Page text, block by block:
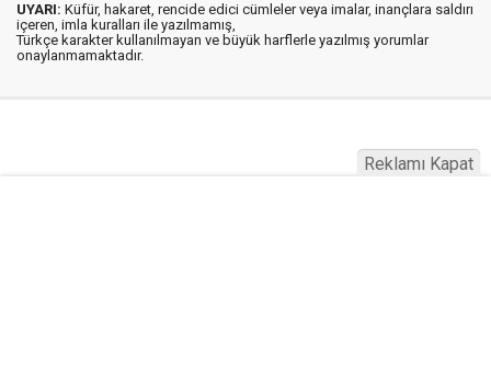
UYARI: Küfür, hakaret, rencide edici cümleler veya imalar, inançlara saldırı
içeren, imla kuralları ile yazılmamış,
Türkçe karakter kullanılmayan ve büyük harflerle yazılmış yorumlar
onaylanmamaktadır.
Reklamı Kapat